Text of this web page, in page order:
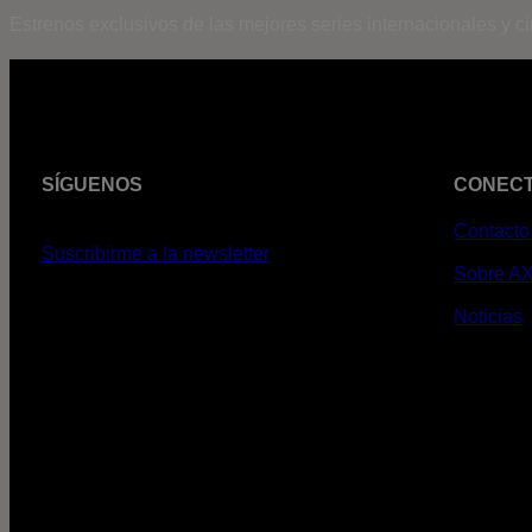
SÍGUENOS
Suscribirme a la newsletter
Contacto
Sobre
Noticias